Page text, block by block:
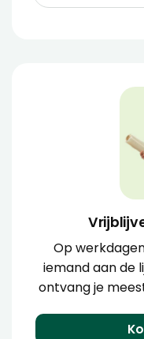
Op
iemand aan de
ontvang je